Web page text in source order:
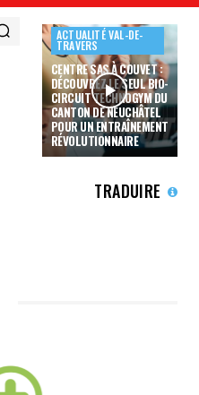
ACTUALITÉ VAL-DE-
TRAVERS
CENTRE SAS À COUVET :
DÉCOUVREZ LE SEUL BIO-
CIRCUIT TECHNOGYM DU
CANTON DE NEUCHÂTEL
POUR UN ENTRAÎNEMENT
RÉVOLUTIONNAIRE
TRADUIRE